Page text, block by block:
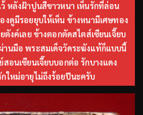
หลังฝ้าปูนสีขาวหนา เห็นรักที่ล่อน
ดูมีรอยยุบให้เห็น ข้างหนามีเศษทอง
ตังค์เลย ข้างตอกตัดสไตส์เซียนเจี๊ยบ
านมือ พระสมเด็จวัดระฆังแท้ก็แบบนี้
อนเซียนเจี๊ยบบอกต่อ รักบางแดง
ใหม่อายุไม่ถึงร้อยปีนะครับ